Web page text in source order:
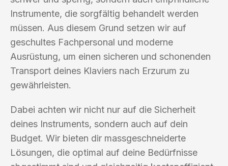
Instrumente, die sorgfältig behandelt werden
müssen. Aus diesem Grund setzen wir auf
geschultes Fachpersonal und moderne
Ausrüstung, um einen sicheren und schonenden
Transport deines Klaviers nach Erzurum zu
gewährleisten.
Dabei achten wir nicht nur auf die Sicherheit
deines Instruments, sondern auch auf dein
Budget. Wir bieten dir massgeschneiderte
Lösungen, die optimal auf deine Bedürfnisse